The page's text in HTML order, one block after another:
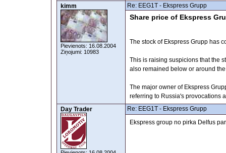
kimm
Pievienots: 16.08.2004
Ziņojumi: 10983
Re: EEG1T - Ekspress Grupp
Share price of Ekspress
The stock of Ekspress Grupp has
This is raising suspicions that the
also remained below or around
The major owner of Ekspress
referring to Russia's provocations
Day Trader
Re: EEG1T - Ekspress Grupp
Ekspress group no pirka Delfus